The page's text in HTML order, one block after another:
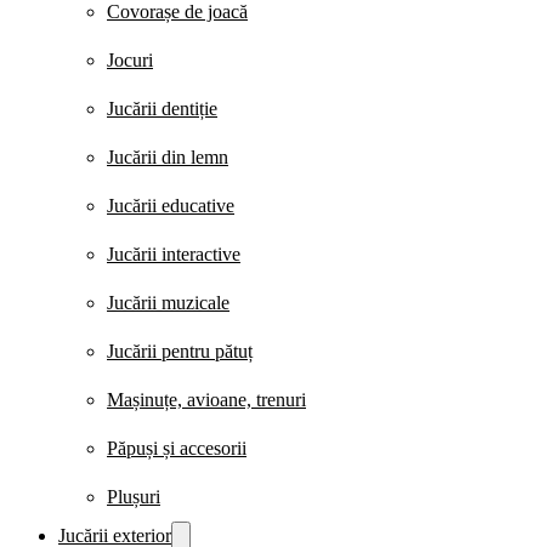
Covorașe de joacă
Jocuri
Jucării dentiție
Jucării din lemn
Jucării educative
Jucării interactive
Jucării muzicale
Jucării pentru pătuț
Mașinuțe, avioane, trenuri
Păpuși și accesorii
Plușuri
Jucării exterior